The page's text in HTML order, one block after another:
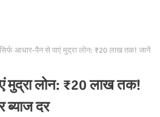
सिर्फ आधार-पैन से पाएं मुद्रा लोन: ₹20 लाख तक! जानें
मुद्रा लोन: ₹20 लाख तक!
ब्याज दर